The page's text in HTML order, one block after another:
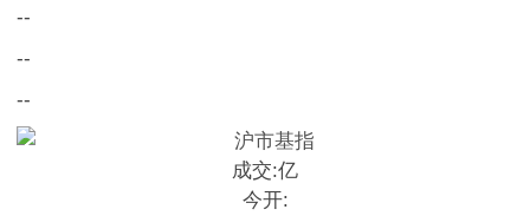
--
--
--
成交:亿
今开: